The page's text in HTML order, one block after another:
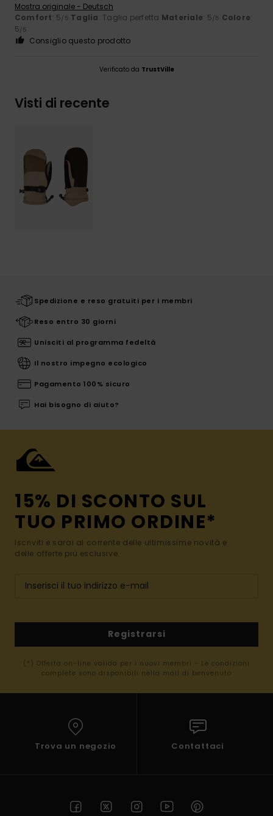
Mostra originale - Deutsch
Comfort: 5/5 Taglia: Taglia perfetta Materiale: 5/5 Colore:
5/5
Consiglio questo prodotto
Verificato da TrustVille
Visti di recente
Spedizione e reso gratuiti per i membri
Reso entro 30 giorni
Unisciti al programma fedeltà
Il nostro impegno ecologico
Pagamento 100% sicuro
Hai bisogno di aiuto?
15% DI SCONTO SUL
TUO PRIMO ORDINE*
Iscriviti e sarai al corrente delle ultimissime novità e
delle offerte più esclusive.
Registrarsi
(*) Offerta on-line valida per i nuovi membri - Le condizioni
complete sono disponibili nella mail di benvenuto
Trova un negozio Contattaci